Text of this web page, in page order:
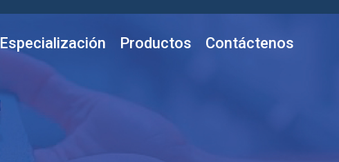
Productos Contáctenos